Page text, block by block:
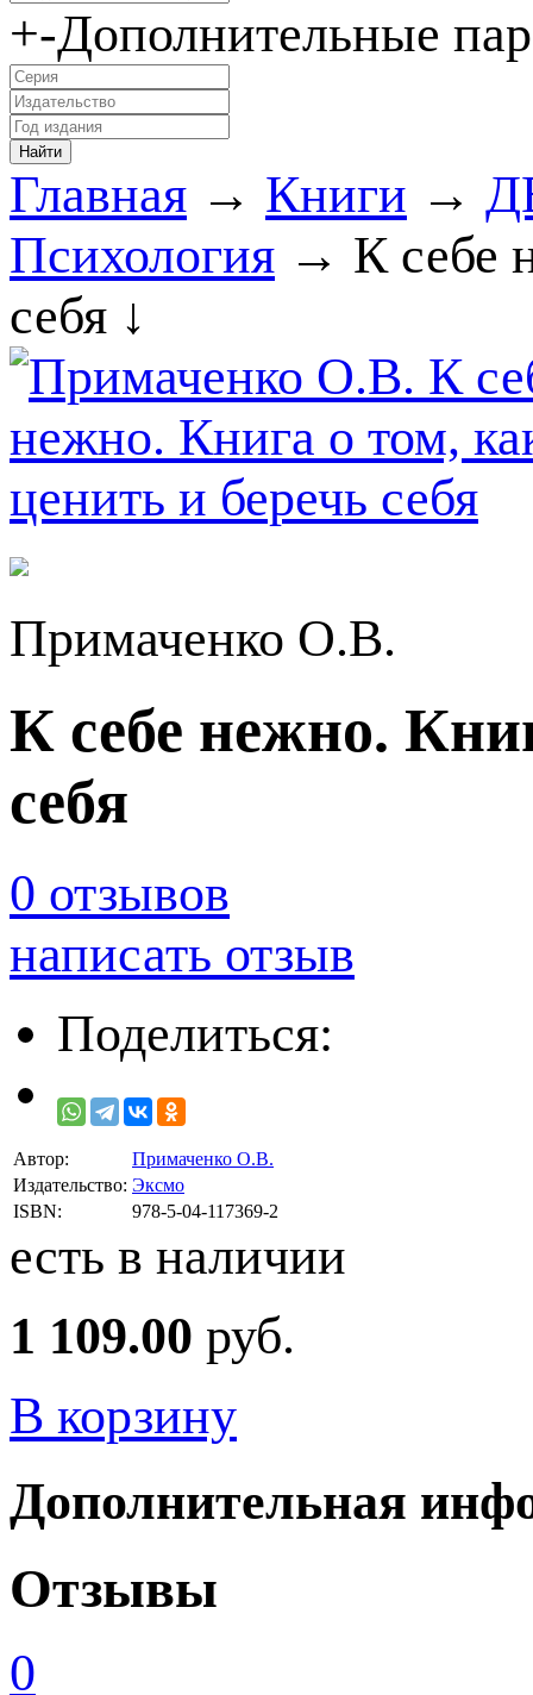
+-Дополнительные
Главная → Книги →
Психология → К себе
себя ↓
Примаченко О.В.
К себе нежно.
себя
0 отзывов
написать отзыв
Поделиться:
Автор:
Примаченко О.В.
Издательство: Эксмо
ISBN:
978-5-04-117369-2
есть в наличии
1 109.00 руб.
В корзину
Дополнительная
Отзывы
0